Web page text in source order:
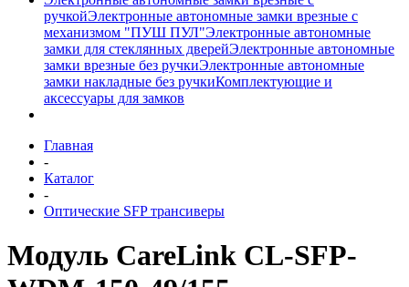
ручкойЭлектронные автономные замки врезные с
механизмом "ПУШ ПУЛ"Электронные автономные
замки для стеклянных дверейЭлектронные автономные
замки врезные без ручкиЭлектронные автономные
замки накладные без ручкиКомплектующие и
аксессуары для замков
Главная
-
Каталог
-
Оптические SFP трансиверы
Модуль CareLink CL-SFP-